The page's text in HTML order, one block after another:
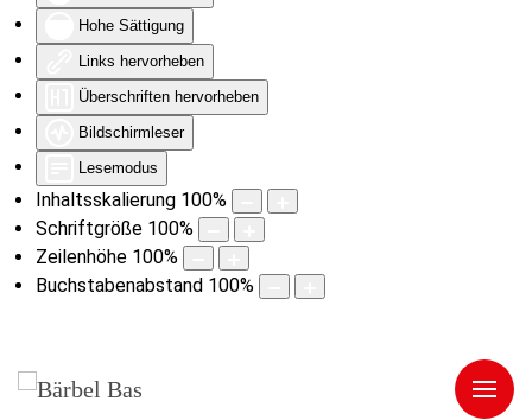
Hohe Sättigung
Links hervorheben
Überschriften hervorheben
Bildschirmleser
Lesemodus
Inhaltsskalierung 100%
Schriftgröße 100%
Zeilenhöhe 100%
Buchstabenabstand 100%